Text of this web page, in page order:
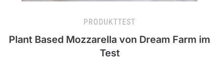
PRODUKTTEST
Plant Based Mozzarella von Dream Farm im
Test